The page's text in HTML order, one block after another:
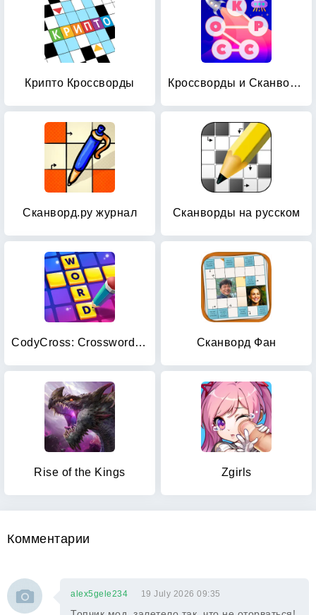
Крипто Кроссворды Кроссворды и Сканворды из слов
Сканворд.ру журнал Сканворды на русском
CodyCross: Crossword Puzzles Сканворд Фан
Rise of the Kings Zgirls
Комментарии
alex5gele234 19 July 2026 09:35